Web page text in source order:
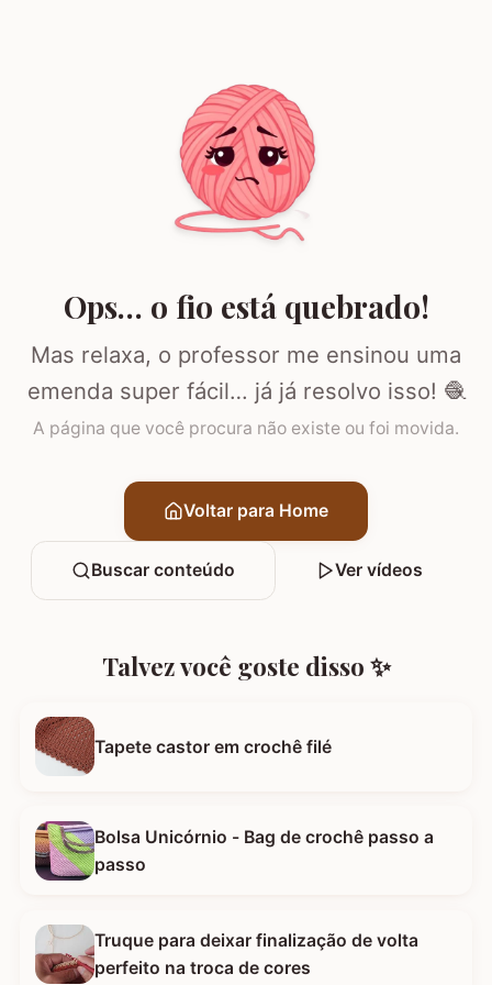
Ops… o fio está quebrado!
Mas relaxa, o professor me ensinou uma
emenda super fácil… já já resolvo isso! 🧶
A página que você procura não existe ou foi movida.
Voltar para Home
Buscar conteúdo Ver vídeos
Talvez você goste disso ✨
Tapete castor em crochê filé
Bolsa Unicórnio - Bag de crochê passo a
passo
Truque para deixar finalização de volta
perfeito na troca de cores